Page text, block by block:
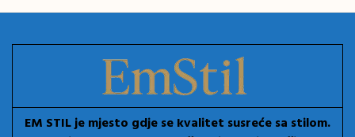
EM STIL je mjesto gdje se kvalitet susreće sa stilom.